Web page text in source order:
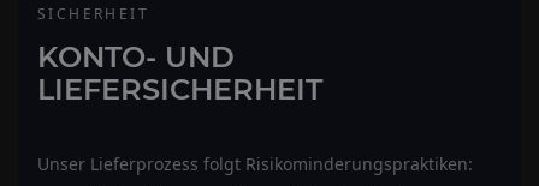
SICHERHEIT
KONTO- UND
LIEFERSICHERHEIT
Unser Lieferprozess folgt Risikominderungspraktiken: